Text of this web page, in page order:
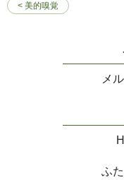
< 美的嗅覚
メ
ふ